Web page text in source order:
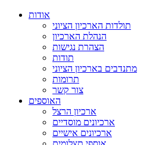
אודות
תולדות הארכיון הציוני
הנהלת הארכיון
הצהרת נגישות
תודות
מתנדבים בארכיון הציוני
תרומות
צור קשר
האוספים
ארכיון הרצל
ארכיונים מוסדיים
ארכיונים אישיים